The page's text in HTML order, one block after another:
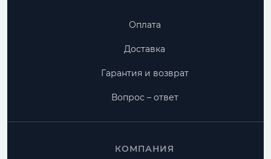
Оплата
Доставка
Гарантия и возврат
Вопрос – ответ
КОМПАНИЯ